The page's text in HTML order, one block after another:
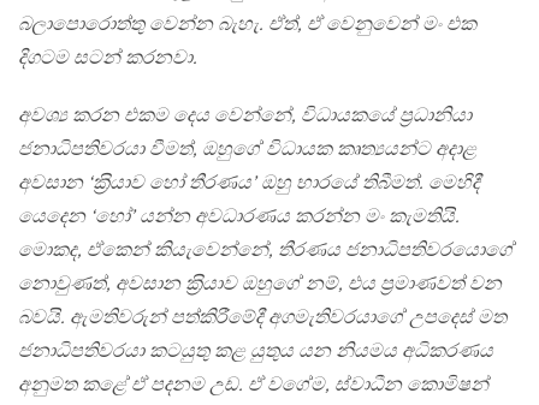
බලාපොරොත්තු වෙන්න බැහැ. ඒත්, ඒ වෙනුවෙන් මං එක
දිගටම සටන් කරනවා.
අවශ්‍ය කරන එකම දෙය වෙන්නේ, විධායකයේ ප‍්‍රධානියා
ජනාධිපතිවරයා වීමත්, ඔහුගේ විධායක කෘත්‍යයන්ට අදාළ
අවසාන ‘ක‍්‍රියාව හෝ තීරණය’ ඔහු භාරයේ තිබීමත්. මෙහිදී
යෙදෙන ‘හෝ’ යන්න අවධාරණය කරන්න මං කැමතියි.
මොකද, ඒකෙන් කියැවෙන්නේ, තීරණය ජනාධිපතිවරයාෙගේ
නොවුණත්, අවසාන ක‍්‍රියාව ඔහුගේ නම්, එය ප‍්‍රමාණවත් වන
බවයි. ඇමතිවරුන් පත්කිරීමේදී අගමැතිවරයාගේ උපදෙස් මත
ජනාධිපතිවරයා කටයුතු කළ යුතුය යන නියමය අධිකරණය
අනුමත කළේ ඒ පදනම උඩ. ඒ වගේම, ස්වාධීන කොමිෂන්